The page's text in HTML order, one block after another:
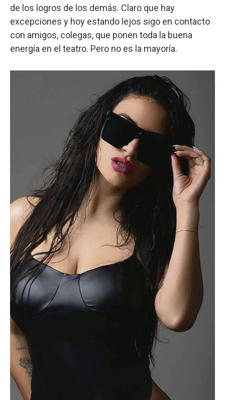
de los logros de los demás. Claro que hay
excepciones y hoy estando lejos sigo en contacto
con amigos, colegas, que ponen toda la buena
energía en el teatro. Pero no es la mayoría.